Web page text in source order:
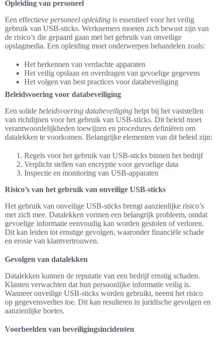
Opleiding van personeel
Een effectieve personeel opleiding is essentieel voor het veilig
gebruik van USB-sticks. Werknemers moeten zich bewust zijn van
de risico’s die gepaard gaan met het gebruik van onveilige
opslagmedia. Een opleiding moet onderwerpen behandelen zoals:
Het herkennen van verdachte apparaten
Het veilig opslaan en overdragen van gevoelige gegevens
Het volgen van best practices voor databeveiliging
Beleidsvoering voor databeveiliging
Een solide beleidsvoering databeveiliging helpt bij het vaststellen
van richtlijnen voor het gebruik van USB-sticks. Dit beleid moet
verantwoordelijkheden toewijzen en procedures definiëren om
datalekken te voorkomen. Belangrijke elementen van dit beleid zijn:
Regels voor het gebruik van USB-sticks binnen het bedrijf
Verplicht stellen van encryptie voor gevoelige data
Inspectie en monitoring van USB-apparaten
Risico’s van het gebruik van onveilige USB-sticks
Het gebruik van onveilige USB-sticks brengt aanzienlijke risico’s
met zich mee. Datalekken vormen een belangrijk probleem, omdat
gevoelige informatie eenvoudig kan worden gestolen of verloren.
Dit kan leiden tot ernstige gevolgen, waaronder financiële schade
en erosie van klantvertrouwen.
Gevolgen van datalekken
Datalekken kunnen de reputatie van een bedrijf ernstig schaden.
Klanten verwachten dat hun persoonlijke informatie veilig is.
Wanneer onveilige USB-sticks worden gebruikt, neemt het risico
op gegevensverlies toe. Dit kan resulteren in juridische gevolgen en
aanzienlijke boetes.
Voorbeelden van beveiligingsincidenten